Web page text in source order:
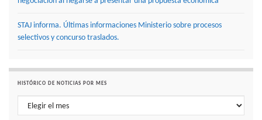
STAJ informa. Últimas informaciones Ministerio sobre procesos
selectivos y concurso traslados.
HISTÓRICO DE NOTICIAS POR MES
Histórico de noticias por mes